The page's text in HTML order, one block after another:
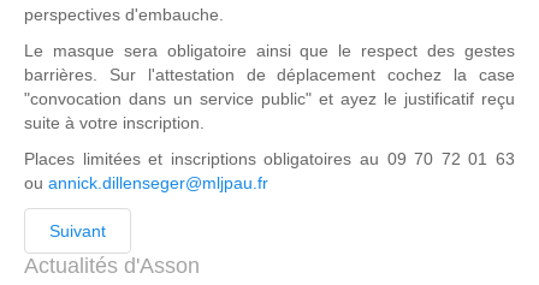
perspectives d'embauche.
Le masque sera obligatoire ainsi que le respect des gestes
barrières. Sur l'attestation de déplacement cochez la case
"convocation dans un service public" et ayez le justificatif reçu
suite à votre inscription.
Places limitées et inscriptions obligatoires au 09 70 72 01 63
ou annick.dillenseger@mljpau.fr
Suivant
Actualités d'Asson